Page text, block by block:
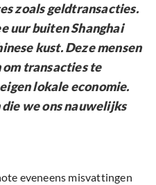
zoals geldtransacties.
uur buiten Shanghai
kust. Deze mensen
transacties te
lokale economie.
we ons nauwelijks
eveneens misvattingen